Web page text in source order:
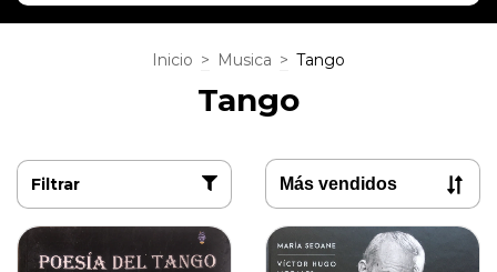
Inicio > Musica > Tango
Tango
Filtrar